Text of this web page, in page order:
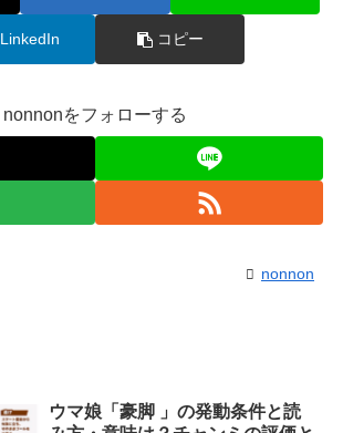
LinkedIn コピー
nonnonをフォローする
nonnon
ウマ娘「豪脚 」の発動条件と読